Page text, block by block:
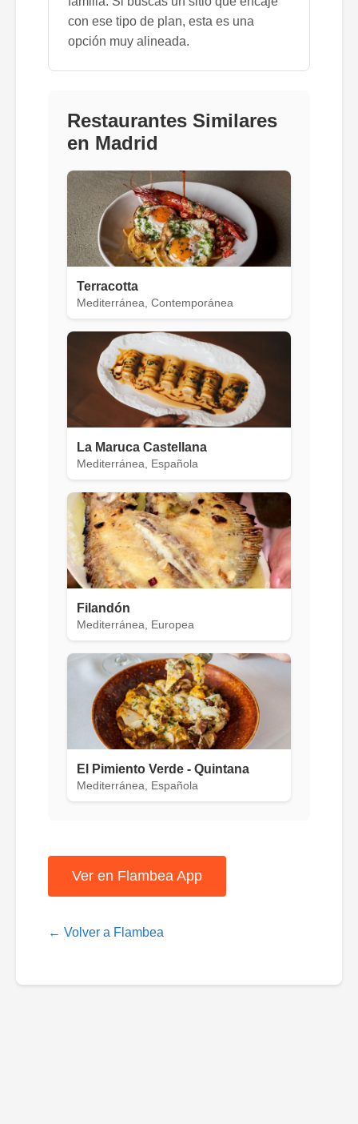
con ese tipo de plan, esta es una
opción muy alineada.
Restaurantes Similares
en Madrid
Terracotta
Mediterránea, Contemporánea
La Maruca Castellana
Mediterránea, Española
Filandón
Mediterránea, Europea
El Pimiento Verde - Quintana
Mediterránea, Española
Ver en Flambea App
← Volver a Flambea